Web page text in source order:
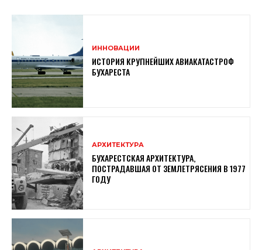
ИННОВАЦИИ
ИСТОРИЯ КРУПНЕЙШИХ АВИАКАТАСТРОФ
БУХАРЕСТА
АРХИТЕКТУРА
БУХАРЕСТСКАЯ АРХИТЕКТУРА,
ПОСТРАДАВШАЯ ОТ ЗЕМЛЕТРЯСЕНИЯ В 1977
ГОДУ